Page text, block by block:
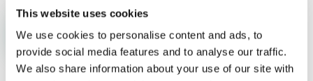
This website uses cookies
We use cookies to personalise content and ads, to
provide social media features and to analyse our traffic.
We also share information about your use of our site with